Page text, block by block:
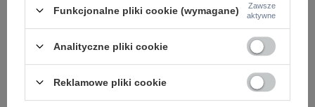
SŁUPKI OGRODOWE
LAMPY OGRODOWE - SUFITOWE
LAMPY SOLARNE
GIRLANDY OGRODOWE
KINKIETY OGRODOWE
Funkcjonalne pliki cookie (wymagane)
Zawsze
aktywne
Analityczne pliki cookie
Reklamowe pliki cookie